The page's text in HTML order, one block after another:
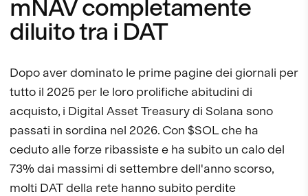
mNAV completamente
diluito tra i DAT
Dopo aver dominato le prime pagine dei giornali per
tutto il 2025 per le loro prolifiche abitudini di
acquisto, i Digital Asset Treasury di Solana sono
passati in sordina nel 2026. Con $SOL che ha
ceduto alle forze ribassiste e ha subito un calo del
73% dai massimi di settembre dell'anno scorso,
molti DAT della rete hanno subito perdite